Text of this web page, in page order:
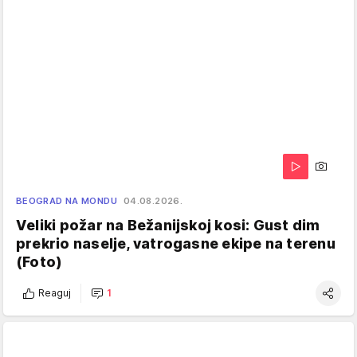
BEOGRAD NA MONDU 04.08.2026.
Veliki požar na Bežanijskoj kosi: Gust dim
prekrio naselje, vatrogasne ekipe na terenu
(Foto)
Reaguj 1